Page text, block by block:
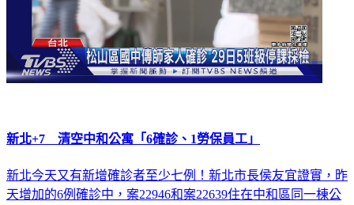
新北+7 清空中和公寓「6確診、1勞保員工」
新北今天又有新增確診者至少七例！新北市長侯友宜證實，昨
天增加的6例確診中，案22946和案22639住在中和區同一棟公